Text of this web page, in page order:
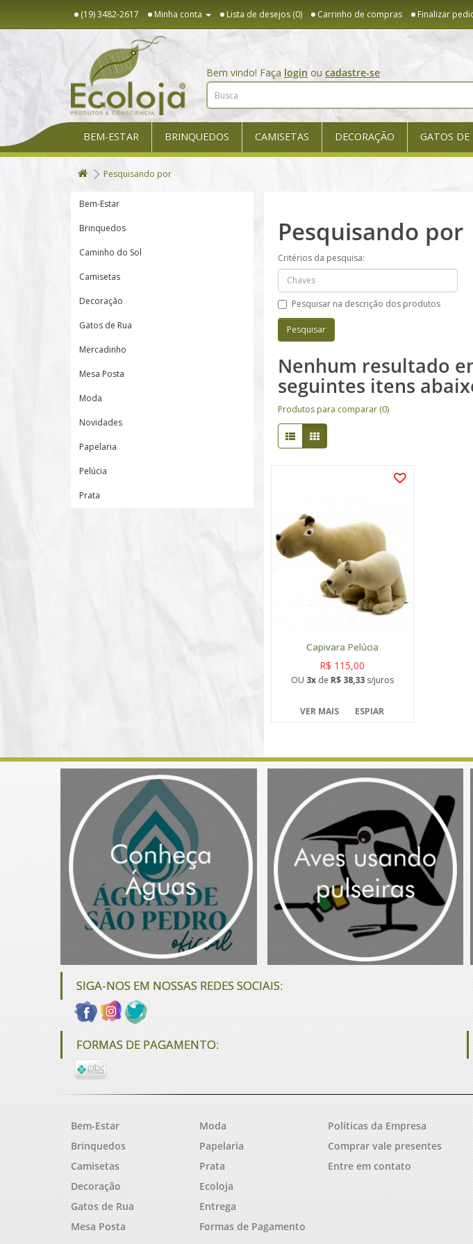
(19) 3482-2617 Minha conta Lista de desejos (0) Carrinho de compras Finalizar
Bem vindo! Faça login ou cadastre-se
BEM-ESTAR BRINQUEDOS CAMISETAS DECORAÇÃO GATOS DE
Pesquisando por
Bem-Estar
Brinquedos
Caminho do Sol
Camisetas
Decoração
Gatos de Rua
Mercadinho
Mesa Posta
Moda
Novidades
Papelaria
Pelúcia
Prata
Pesquisando por
Critérios da pesquisa:
Pesquisar na descrição dos produtos
Nenhum resultado
seguintes itens
Produtos para comparar (0)
Capivara Pelúcia
R$ 115,00
OU 3xde R$ 38,33s/juros
VER MAIS ESPIAR
SIGA-NOS EM NOSSAS REDES SOCIAIS:
FORMAS DE PAGAMENTO:
Bem-Estar
Brinquedos
Camisetas
Decoração
Gatos de Rua
Mesa Posta
Moda
Papelaria
Prata
Ecoloja
Entrega
Formas de Pagamento
Políticas da Empresa
Comprar vale presentes
Entre em contato